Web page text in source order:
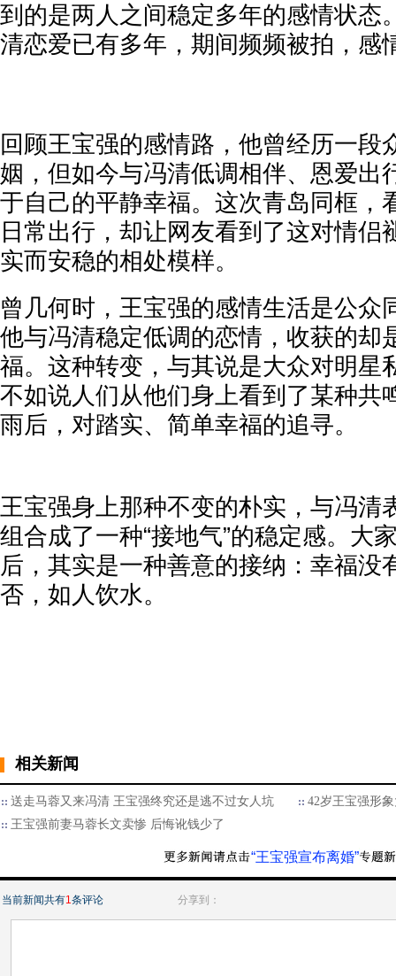
到的是两人之间稳定多年的感情状态
清恋爱已有多年，期间频频被拍，感
回顾王宝强的感情路，他曾经历一段
姻，但如今与冯清低调相伴、恩爱出
于自己的平静幸福。这次青岛同框，
日常出行，却让网友看到了这对情侣
实而安稳的相处模样。
曾几何时，王宝强的感情生活是公众
他与冯清稳定低调的恋情，收获的却
福。这种转变，与其说是大众对明星
不如说人们从他们身上看到了某种
雨后，对踏实、简单幸福的追寻。
王宝强身上那种不变的朴实，与冯清
组合成了一种“接地气”的稳定感。大
后，其实是一种善意的接纳：幸福没
否，如人饮水。
相关新闻
送走马蓉又来冯清 王宝强终究还是逃不过女人坑
42岁王宝强形
王宝强前妻马蓉长文卖惨 后悔讹钱少了
“王宝强宣布离婚”
当前新闻共有1条评论 分享到：